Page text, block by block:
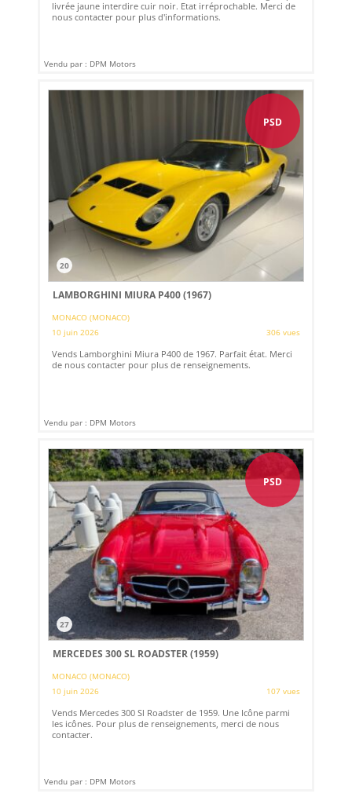
livrée jaune interdire cuir noir. Etat irréprochable. Merci de
nous contacter pour plus d'informations.
Vendu par : DPM Motors
PSD
20
LAMBORGHINI MIURA P400 (1967)
MONACO (MONACO)
10 juin 2026
306 vues
Vends Lamborghini Miura P400 de 1967. Parfait état. Merci
de nous contacter pour plus de renseignements.
Vendu par : DPM Motors
PSD
27
MERCEDES 300 SL ROADSTER (1959)
MONACO (MONACO)
10 juin 2026
107 vues
Vends Mercedes 300 Sl Roadster de 1959. Une Icône parmi
les icônes. Pour plus de renseignements, merci de nous
contacter.
Vendu par : DPM Motors